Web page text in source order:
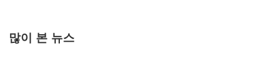
많이 본 뉴스